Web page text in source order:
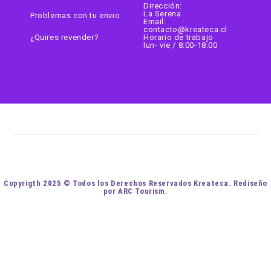
Dirección:
La Serena
Email:
contacto@kreateca.cl
Horario de trabajo
lun- vie / 8:00-18:00
Problemas con tu envio
¿Quires revender?
Copyrigth 2025 © Todos los Derechos Reservados Kreateca. Rediseño
por ARC Tourism.